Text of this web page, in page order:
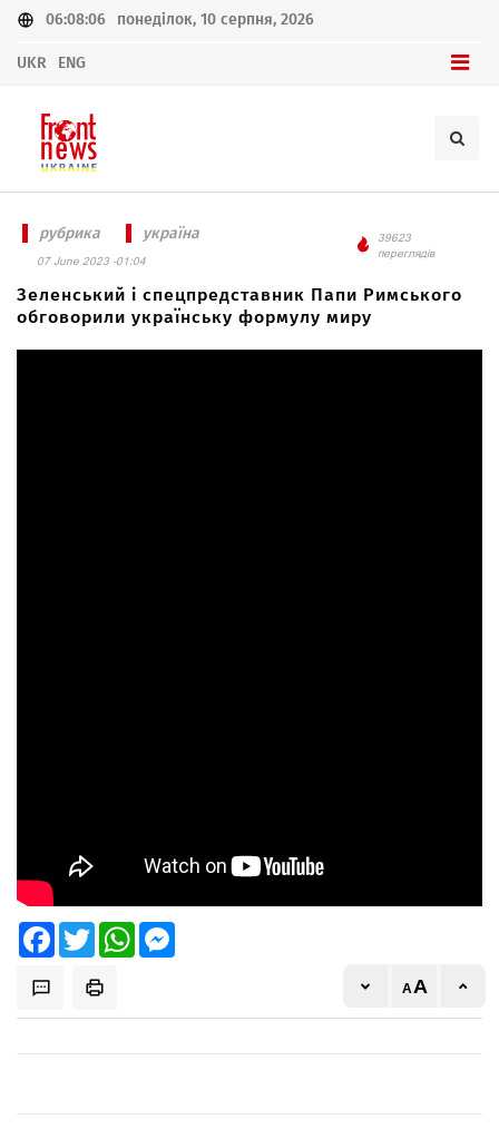
06:08:06 понеділок, 10 серпня, 2026
UKR ENG
рубрика україна
07 June 2023 -01:04
39623
переглядів
Зеленський і спецпредставник Папи Римського
обговорили українську формулу миру
FacebookTwitter WhatsApp